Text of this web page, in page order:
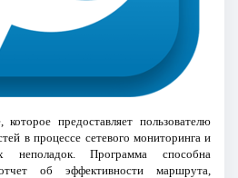
предоставляет пользователю
в процессе сетевого мониторинга и
неполадок. Программа способна
об эффективности маршрута,